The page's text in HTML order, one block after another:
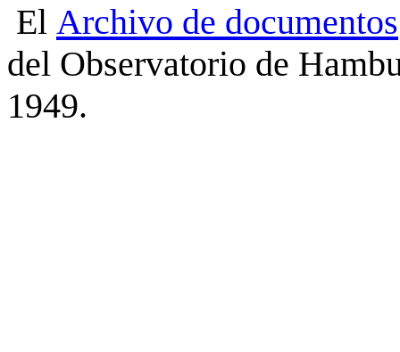
El Archivo de documentos
del Observatorio de
1949.